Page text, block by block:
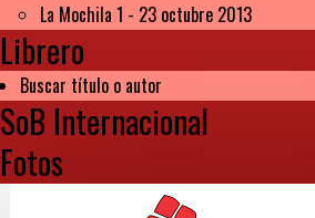
La Mochila 1 - 23 octubre 2013
Librero
Buscar título o autor
SoB Internacional
Fotos